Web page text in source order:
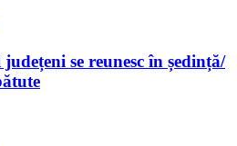
se reunesc în ședință/